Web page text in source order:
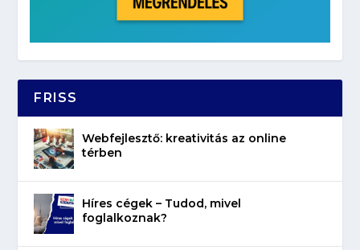
FRISS
Webfejlesztő: kreativitás az online
térben
Híres cégek – Tudod, mivel
foglalkoznak?